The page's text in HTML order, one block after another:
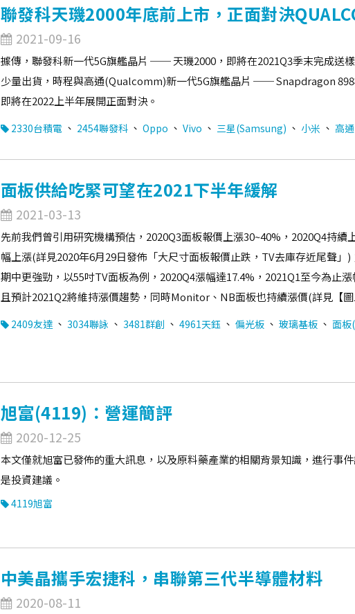
聯發科天璣2000年底前上市，正面對決
2021-09-16
據傳，聯發科新一代5G旗艦晶片 ── 天璣2000，即將在2021Q3季末完成送
少量出貨，時程與高通(Qualcomm)新一代5G旗艦晶片 ── Snapdragon
即將在2022上半年展開正面對決。
2330台積電 、 2454聯發科 、 Oppo 、 Vivo 、 三星(Samsung) 、 小米 、 高
面板供給吃緊可望在2021下半年緩解
2021-03-13
先前我們曾引用研究機構預估，2020Q3面板報價上漲30~40%，2020Q4持續
幅上漲(詳見2020年6月29日發佈「大尺寸面板報價止跌，TV去庫存近尾聲」
期中更強勁，以55吋TV面板為例，2020Q4漲幅達17.4%，2021Q1至今為止
且預計2021Q2將維持漲價趨勢，同時Monitor、NB面板也持續漲價(詳見【圖
2409友達 、 3034聯詠 、 3481群創 、 4961天鈺 、 偏光板 、 玻璃基板 、 面板
旭富(4119)：營運簡評
2020-12-25
本文僅就旭富已發佈的重大訊息，以及原料藥產業的相關背景知識，進行事
是投資建議。
4119旭富
中美晶攜手宏捷科，串聯第三代半導體材料
2020-08-11